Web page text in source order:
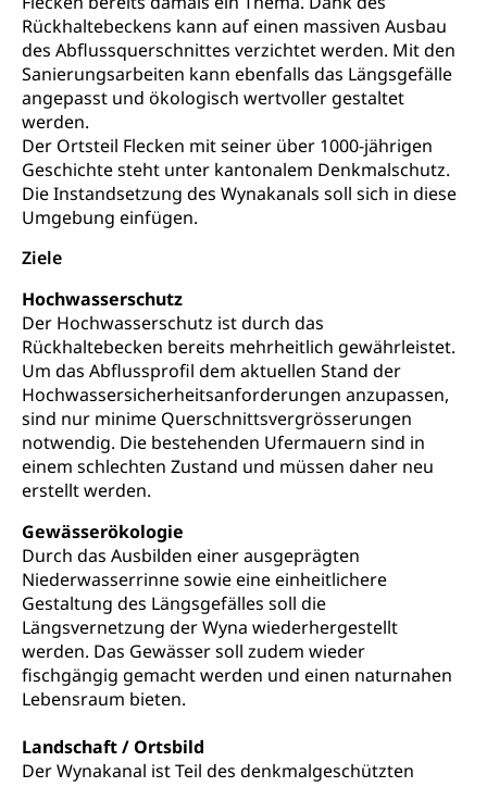
Rückhaltebeckens kann auf einen massiven Ausbau
des Abflussquerschnittes verzichtet werden. Mit den
Sanierungsarbeiten kann ebenfalls das Längsgefälle
angepasst und ökologisch wertvoller gestaltet
werden.
Der Ortsteil Flecken mit seiner über 1000-jährigen
Geschichte steht unter kantonalem Denkmalschutz.
Die Instandsetzung des Wynakanals soll sich in diese
Umgebung einfügen.
Ziele
Hochwasserschutz
Der Hochwasserschutz ist durch das
Rückhaltebecken bereits mehrheitlich gewährleistet.
Um das Abflussprofil dem aktuellen Stand der
Hochwassersicherheitsanforderungen anzupassen,
sind nur minime Querschnittsvergrösserungen
notwendig. Die bestehenden Ufermauern sind in
einem schlechten Zustand und müssen daher neu
erstellt werden.
Gewässerökologie
Durch das Ausbilden einer ausgeprägten
Niederwasserrinne sowie eine einheitlichere
Gestaltung des Längsgefälles soll die
Längsvernetzung der Wyna wiederhergestellt
werden. Das Gewässer soll zudem wieder
fischgängig gemacht werden und einen naturnahen
Lebensraum bieten.
Landschaft / Ortsbild
Der Wynakanal ist Teil des denkmalgeschützten
Schwangerschaft / Geburt (gruezi.lu.ch)
Mündigkeit, Kindesschutz, Jugendschutz
Kinder- und Jugendförderung
Psychische Gesundheit
IV für Kinder und Jugendliche (WAS Luzern)
Pflege / Pflegeheim
Hauspflege, spitalexterne Pflege, Spitex
Betreuende Angehörige
Pflegeheimliste und freie Pflegeplätze
Betreuung von Angehörigen (WAS Luzern)
Religion
Kirche, Gottesdienst, Seelsorge,
Religionsgemeinschaft
Breitensport, Jugend und Sport, Sportanlagen
Olympiateam Kanton Luzern
Offene Sporthallen
Gesundheitsförderung
Jugend+Sport
Freiwilliger Schulsport
Sportförderung
Tiere
Haustiere, Heimtiere, Wildtiere, Veterinärmedizin,
Tiermedizin, Tierarzt, Tierschutz, Jagd, Fischerei,
Viehzucht
Tierschutz
Veterinärdienst
Wildtiere
Halten von Wildtieren
Haltung Heimtiere
Todesfall
Erbschaft, Todesschein, Todesanzeige,
Zivilstandsamt, Erben, Erbenliste
Ärztliche Todesbescheinigung
Sicherheit
Armee
Wehrpflicht, Berufssoldat, Militärdienstverweigerer,
Dienstverweigerer, Militärdienstverweigerung,